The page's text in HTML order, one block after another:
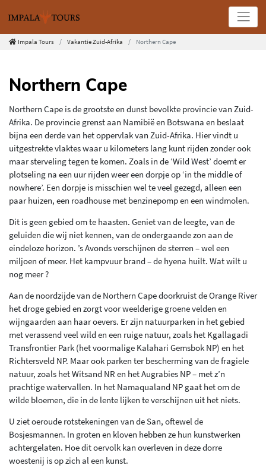
Impala Tours Vakantie Zuid-Afrika Northern Cape
Northern Cape
Northern Cape is de grootste en dunst bevolkte provincie van Zuid-
Afrika. De provincie grenst aan Namibië en Botswana en beslaat
bijna een derde van het oppervlak van Zuid-Afrika. Hier vindt u
uitgestrekte vlaktes waar u kilometers lang kunt rijden zonder ook
maar sterveling tegen te komen. Zoals in de ‘Wild West’ doemt er
plotseling na een uur rijden weer een dorpje op ‘in the middle of
nowhere’. Een dorpje is misschien wel te veel gezegd, alleen een
paar huizen, een roadhouse met benzinepomp en een windmolen.
Dit is geen gebied om te haasten. Geniet van de leegte, van de
geluiden die wij niet kennen, van de ondergaande zon aan de
eindeloze horizon. ’s Avonds verschijnen de sterren – wel een
miljoen of meer. Het kampvuur brand – de hyena huilt. Wat wilt u
nog meer ?
Aan de noordzijde van de Northern Cape doorkruist de Orange River
het droge gebied en zorgt voor weelderige groene velden en
wijngaarden aan haar oevers. Er zijn natuurparken in het gebied
met verassend veel wild en een ruige natuur, zoals het Kgallagadi
Transfrontier Park (het voormalige Kalahari Gemsbok NP) en het
Richtersveld NP. Maar ook parken ter bescherming van de fragiele
natuur, zoals het Witsand NR en het Augrabies NP – met z’n
prachtige watervallen. In het Namaqualand NP gaat het om de
wilde bloemen, die in de lente lijken te verschijnen uit het niets.
U ziet oeroude rotstekeningen van de San, oftewel de
Bosjesmannen. In groten en kloven hebben ze hun kunstwerken
achtergelaten. Hoe dit oervolk kan overleven in deze dorre
woestenij is op zich al een kunst.